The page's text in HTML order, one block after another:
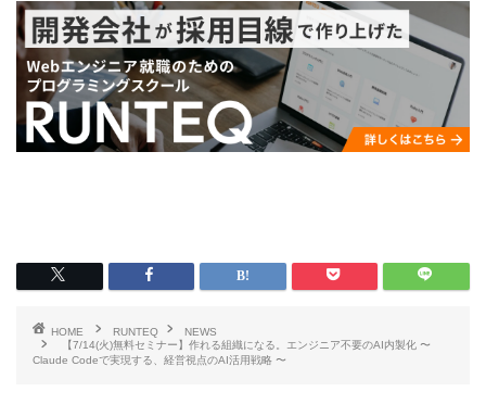
HOME RUNTEQ
NEWS
【7/14(火)無料セミナー】作れる組織になる。エンジニア不要のAI内製化 〜
Claude Codeで実現する、経営視点のAI活用戦略 〜